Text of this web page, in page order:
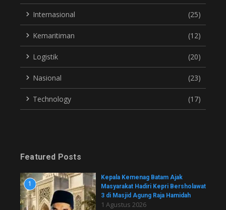
Internasional (25)
Kemaritiman (12)
Logistik (20)
Nasional (23)
Technology (17)
Featured Posts
1
Kepala Kemenag Batam Ajak
Masyarakat Hadiri Kepri Bersholawat
3 di Masjid Agung Raja Hamidah
1 Agustus 2026